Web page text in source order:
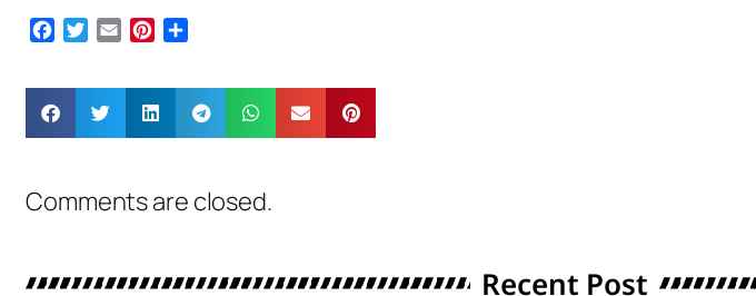
Facebook
Twitter
Email Pinterest
Comments are closed.
Recent Post